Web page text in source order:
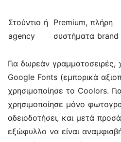
Στούντιο ή
agency
Premium, πλήρη
συστήματα brand
Για δωρεάν γραμματοσειρές,
Google Fonts (εμπορικά
χρησιμοποίησε το Coolors.
χρησιμοποίησε μόνο
αδειοδοτήσει, και μετά
εξώφυλλο να είναι